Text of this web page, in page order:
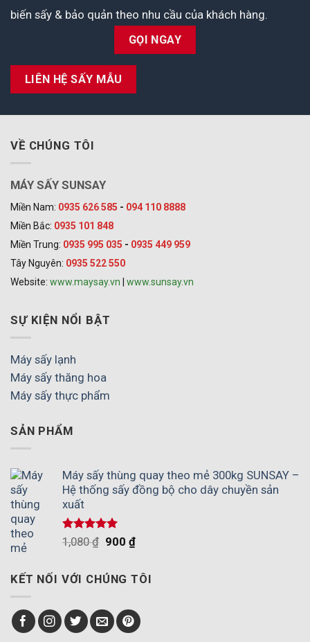
biến sấy & bảo quản theo nhu cầu của khách hàng.
GỌI NGAY
LIÊN HỆ SẤY MẪU
VỀ CHÚNG TÔI
MÁY SẤY SUNSAY
Miền Nam: 0935 626 585 - 094 110 8888
Miền Bắc: 0935 101 848
Miền Trung: 0935 995 035 - 0935 449 959
Tây Nguyên: 0935 522 550
Website: www.maysay.vn www.sunsay.vn
SỰ KIỆN NỔI BẬT
Máy sấy lạnh
Máy sấy thăng hoa
Máy sấy thực phẩm
SẢN PHẨM
Máy sấy thùng quay theo mẻ 300kg SUNSAY –
Hệ thống sấy đồng bộ cho dây chuyền sản
xuất
Được xếp
hạng
5.00
1,080₫ 900₫
KẾT NỐI VỚI CHÚNG TÔI